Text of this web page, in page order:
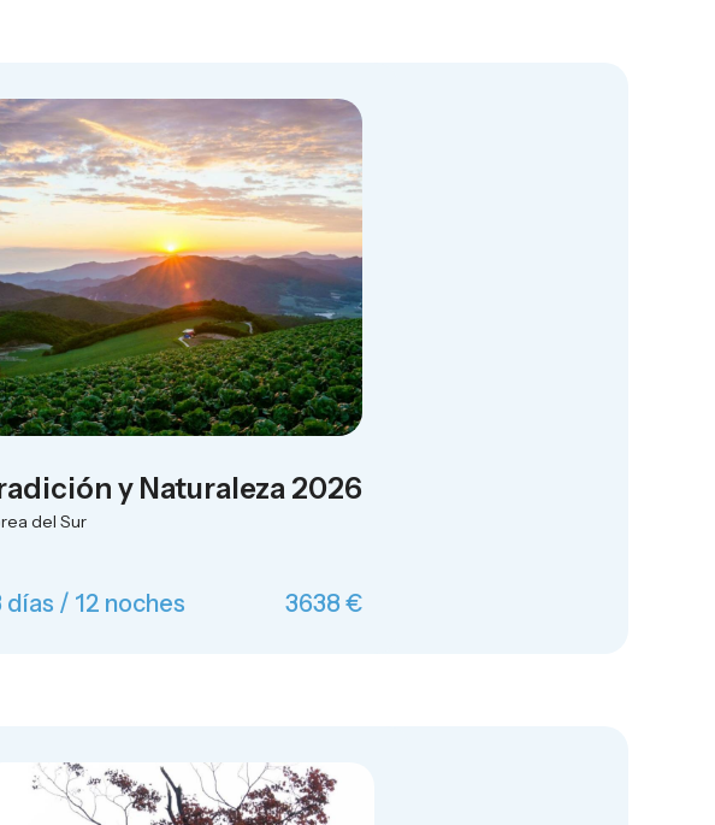
y Naturaleza 2026
del Sur
días / 12 noches 3638 €